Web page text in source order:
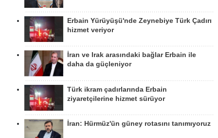
Erbain Yürüyüşü'nde Zeynebiye Türk Çadırı
hizmet veriyor
İran ve Irak arasındaki bağlar Erbain ile
daha da güçleniyor
Türk ikram çadırlarında Erbain
ziyaretçilerine hizmet sürüyor
İran: Hürmüz'ün güney rotasını tanımıyoruz